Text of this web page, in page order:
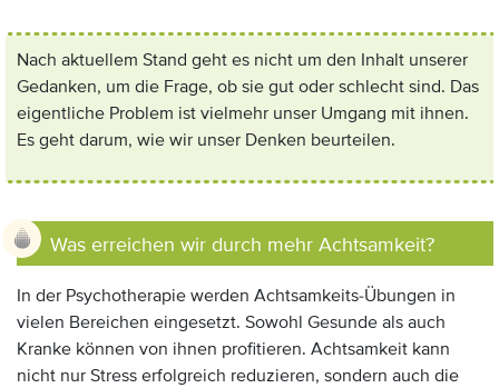
Nach aktuellem Stand geht es nicht um den Inhalt unserer
Gedanken, um die Frage, ob sie gut oder schlecht sind. Das
eigentliche Problem ist vielmehr unser Umgang mit ihnen.
Es geht darum, wie wir unser Denken beurteilen.
Was erreichen wir durch mehr Achtsamkeit?
In der Psychotherapie werden Achtsamkeits-Übungen in
vielen Bereichen eingesetzt. Sowohl Gesunde als auch
Kranke können von ihnen profitieren. Achtsamkeit kann
nicht nur Stress erfolgreich reduzieren, sondern auch die